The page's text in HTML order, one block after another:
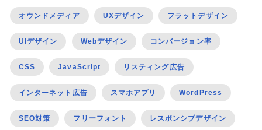
オウンドメディア UXデザイン フラットデザイン
UIデザイン Webデザイン コンバージョン率
CSS JavaScript リスティング広告
インターネット広告 スマホアプリ WordPress
SEO対策 フリーフォント レスポンシブデザイン